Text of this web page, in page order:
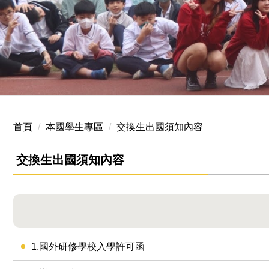
2025.12.24 國小聖誕服務
首頁 本國學生專區 交換生出國須知內容
交換生出國須知內容
1.國外研修學校入學許可函